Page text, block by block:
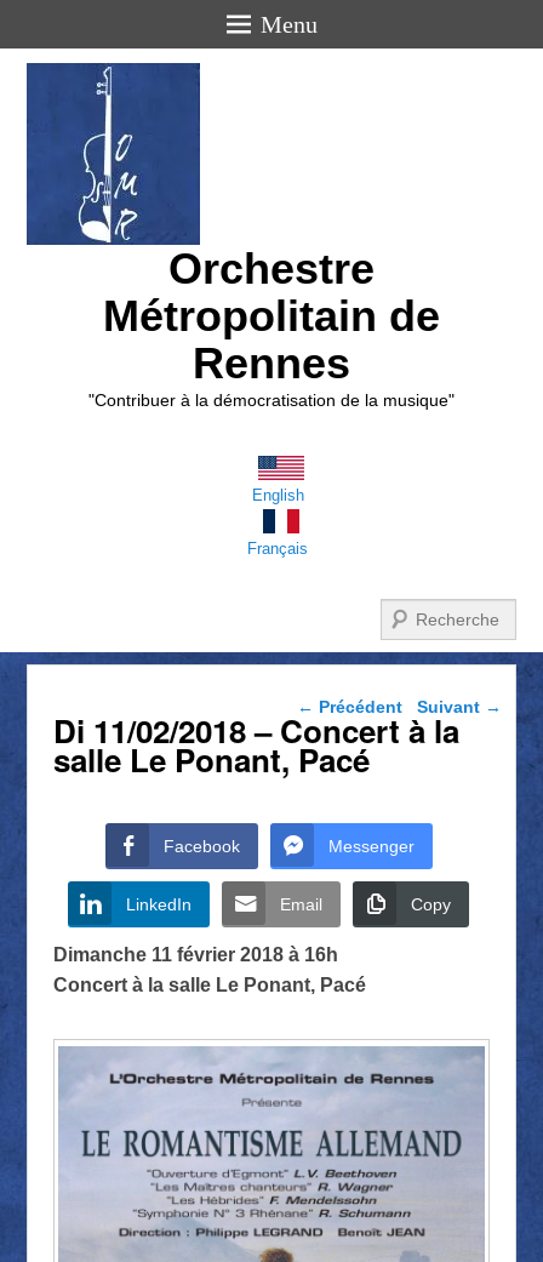
Menu
Orchestre
Métropolitain de
Rennes
"Contribuer à la démocratisation de la musique"
English
Français
Navigation dans les
articles
← Précédent Suivant →
Di 11/02/2018 – Concert à la
salle Le Ponant, Pacé
Facebook Messenger
LinkedIn Email Copy
Dimanche 11 février 2018 à 16h
Concert à la salle Le Ponant, Pacé